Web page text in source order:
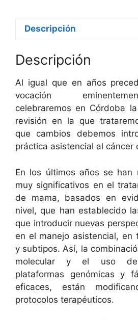
Descripción
Descripción
Al igual que en años
vocación
celebraremos en Córdoba
revisión en la que
que cambios debemos
práctica asistencial al cáncer
En los últimos años se han
muy significativos en el
de mama, basados en
nivel, que han establecido
que introducir nuevas
en el manejo asistencial, en
y subtipos. Así, la
molecular y el uso de
plataformas genómicas y
eficaces, están
protocolos terapéuticos.